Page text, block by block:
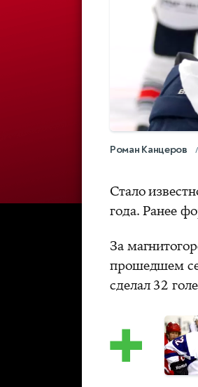
Роман Канцеров
Стало
года. Ранее
За
прошедшем
сделал 32